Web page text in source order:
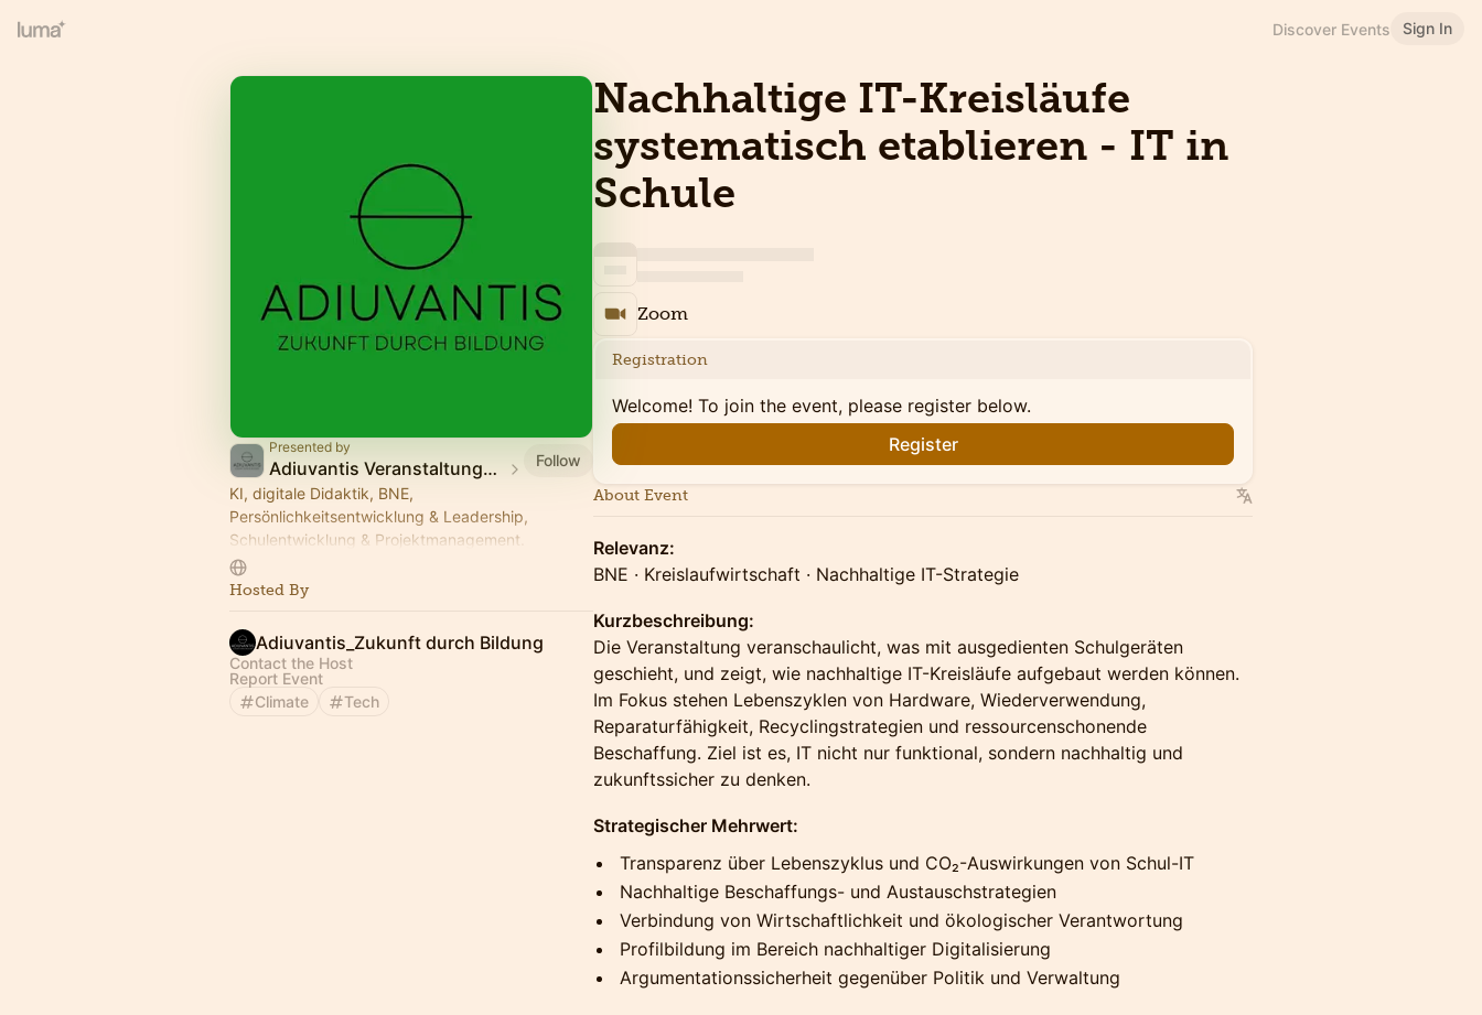
Discover Events Sign In
Presented by
Adiuvantis Veranstaltungen & Fortbildungen
Follow
KI, digitale Didaktik, BNE,
Persönlichkeitsentwicklung & Leadership,
Schulentwicklung & Projektmanagement.
Für LK aller Schulformen. Anfänger:innen.
Für Kommunen & Schulträger.
Hosted By
Adiuvantis_Zukunft durch Bildung
Contact the Host
Report Event
Climate
Tech
Nachhaltige IT-Kreisläufe
systematisch etablieren - IT in
Schule
Zoom
Registration
Welcome! To join the event, please register below.
Register
About Event
Relevanz:
BNE · Kreislaufwirtschaft · Nachhaltige IT-Strategie
Kurzbeschreibung:
Die Veranstaltung veranschaulicht, was mit ausgedienten Schulgeräten
geschieht, und zeigt, wie nachhaltige IT-Kreisläufe aufgebaut werden können.
Im Fokus stehen Lebenszyklen von Hardware, Wiederverwendung,
Reparaturfähigkeit, Recyclingstrategien und ressourcenschonende
Beschaffung. Ziel ist es, IT nicht nur funktional, sondern nachhaltig und
zukunftssicher zu denken.
Strategischer Mehrwert:
Transparenz über Lebenszyklus und CO₂-Auswirkungen von Schul-IT
Nachhaltige Beschaffungs- und Austauschstrategien
Verbindung von Wirtschaftlichkeit und ökologischer Verantwortung
Profilbildung im Bereich nachhaltiger Digitalisierung
Argumentationssicherheit gegenüber Politik und Verwaltung